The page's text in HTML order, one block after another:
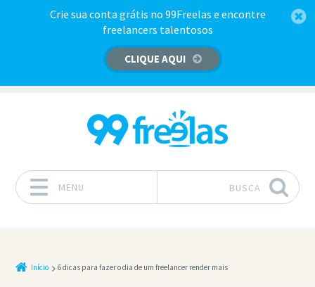
Crie sua conta grátis no 99Freelas e encontre
freelancers talentosos
CLIQUE AQUI
MENU BUSCA
Início 6 dicas para fazer o dia de um freelancer render mais